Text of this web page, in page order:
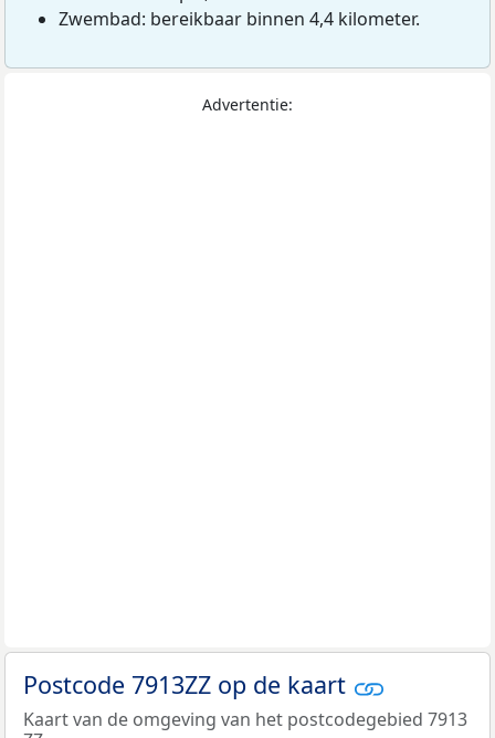
Zwembad: bereikbaar binnen 4,4 kilometer.
Advertentie:
Postcode 7913ZZ op de kaart
Kaart van de omgeving van het postcodegebied 7913